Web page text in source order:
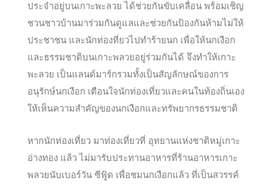
ประจำอยู่บนเกาะพะลวย ได้ช่วยกันขับเคลื่อน พร้อมเชิญ
ชวนชาวบ้านมาร่วมกันดูแลและช่วยกันป้องกันห้ามไม่ให้
ประชาชน และนักท่องที่ยวไปทำร้ายนก เพื่อให้นกเงือก
และธรรมชาติบนเกาะพลวยอยู่ร่วมกันได้ จึงทำให้เกาะ
พะลวย เป็นแลนด์มาร์กรวมทั้งเป็นสัญลักษณ์ของการ
อนุรักษ์นกเงือก เตือนใจนักท่องเที่ยวและคนในท้องถิ่นเอง
ให้เห็นความสำคัญของนกเงือกและทรัพยากรธรรมชาติ
หากนักท่องเที่ยว มาท่องเที่ยวที่ อุทยานแห่งชาติหมู่เกาะ
อ่างทอง แล้ว ไม่มารับประทานอาหารที่ร้านอาหารเกาะ
พลวยนับเบอร์วัน ซีฟู้ด เพื่อชมนกเงือกแล้ว ที่เป็นสวรรค์